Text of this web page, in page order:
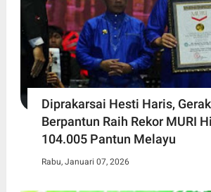
Diprakarsai Hesti Haris,
Berpantun Raih Rekor MURI
104.005 Pantun Melayu
Rabu, Januari 07, 2026